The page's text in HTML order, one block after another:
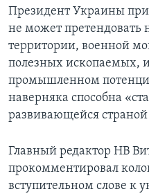
Президент Украины
не может претендовать
территории, военной
полезных ископаемых,
промышленном
наверняка способна
развивающейся
Главный редактор НВ
прокомментировал
вступительном слове к